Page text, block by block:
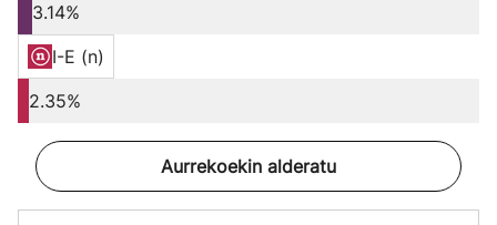
3.14%
I-E (n)
2.35%
Aurrekoekin alderatu